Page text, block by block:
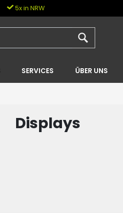
5x in NRW
SERVICES ÜBER UNS
Displays